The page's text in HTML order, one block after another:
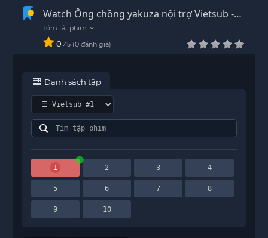
Watch Ông chồng yakuza nội trợ Vietsub -
HD
0 / 5 0 đánh giá
Danh sách tập
1 2 3 4
5 6 7 8
9 10